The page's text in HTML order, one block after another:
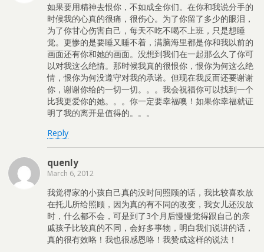
如果要用精神去恨你，不如成全你们。在你和我说分手的
时候我的心真的很痛，很伤心。为了你留了多少的眼泪，
为了你甘心伤害自己，每天不吃不喝不上班，只是想睡
觉。更惨的是要睡又睡不着，满脑海里都是你和我以前的
画面还有你和她的画面。没想到我们在一起那么久了你可
以对我这么绝情。那时候我真的很恨你，恨你为何这么绝
情，恨你为何没遵守对我的承诺。但现在我反而还要谢谢
你，谢谢你给的一切一切。。。我会祝福你可以找到一个
比我更爱你的她。。。你一定要幸福噢！如果你幸福就证
明了我的离开是值得的。。。
Reply
quenly
March 6, 2012
我觉得家的小孩自己真的没时间照顾的话，我比较喜欢放
在托儿所给照顾，因为真的有不同的改变，我女儿还没放
时，什么都不会，可是到了3个月后慢慢觉得跟自己的亲
戚孩子比较真的不同，会好多事物，明白我们说讲的话，
真的很有效咯！我也很感恩咯！我赞成这样的说法！